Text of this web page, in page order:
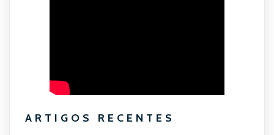
ARTIGOS RECENTES